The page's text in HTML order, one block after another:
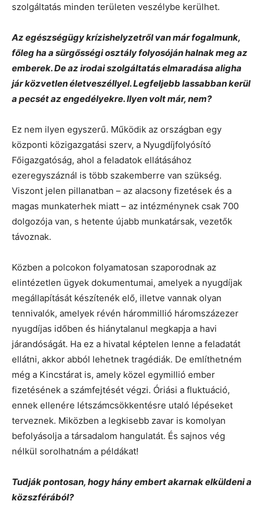
szolgáltatás minden területen veszélybe kerülhet.
Az egészségügy krízishelyzetről van már fogalmunk,
főleg ha a sürgősségi osztály folyosóján halnak meg az
emberek. De az irodai szolgáltatás elmaradása aligha
jár közvetlen életveszéllyel. Legfeljebb lassabban kerül
a pecsét az engedélyekre. Ilyen volt már, nem?
Ez nem ilyen egyszerű. Működik az országban egy
központi közigazgatási szerv, a Nyugdíjfolyósító
Főigazgatóság, ahol a feladatok ellátásához
ezeregyszáznál is több szakemberre van szükség.
Viszont jelen pillanatban – az alacsony fizetések és a
magas munkaterhek miatt – az intézménynek csak 700
dolgozója van, s hetente újabb munkatársak, vezetők
távoznak.
Közben a polcokon folyamatosan szaporodnak az
elintézetlen ügyek dokumentumai, amelyek a nyugdíjak
megállapítását készítenék elő, illetve vannak olyan
tennivalók, amelyek révén hárommillió háromszázezer
nyugdíjas időben és hiánytalanul megkapja a havi
járandóságát. Ha ez a hivatal képtelen lenne a feladatát
ellátni, akkor abból lehetnek tragédiák. De említhetném
még a Kincstárat is, amely közel egymillió ember
fizetésének a számfejtését végzi. Óriási a fluktuáció,
ennek ellenére létszámcsökkentésre utaló lépéseket
terveznek. Miközben a legkisebb zavar is komolyan
befolyásolja a társadalom hangulatát. És sajnos vég
nélkül sorolhatnám a példákat!
Tudják pontosan, hogy hány embert akarnak elküldeni a
közszférából?